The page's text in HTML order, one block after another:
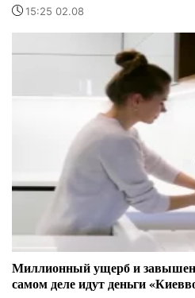
15:25 02.08
Миллионный ущерб и
самом деле идут деньги